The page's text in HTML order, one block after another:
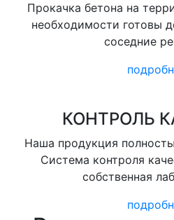
Прокачка бетона на
необходимости готовы
соседние
КОНТРОЛЬ
Наша продукция
Система контроля
собственная